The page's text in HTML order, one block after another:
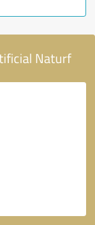
Naturf